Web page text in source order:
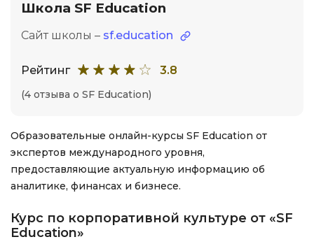
Школа SF Education
Сайт школы – sf.education
Рейтинг 3.8
(4 отзыва о SF Education)
Образовательные онлайн-курсы SF Education от
экспертов международного уровня,
предоставляющие актуальную информацию об
аналитике, финансах и бизнесе.
Курс по корпоративной культуре от «SF
Education»